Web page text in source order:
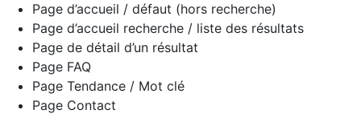
Page d’accueil / défaut (hors recherche)
Page d’accueil recherche / liste des résultats
Page de détail d’un résultat
Page FAQ
Page Tendance / Mot clé
Page Contact